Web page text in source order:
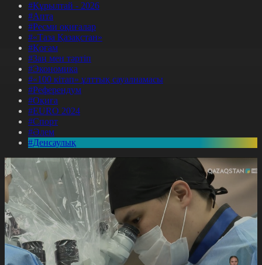
#Құрылтай - 2026
#Апта
#Ресми оқиғалар
#«Таза Қазақстан»
#Қоғам
#Заң мен тәртіп
#Экономика
#«100 кітап» ұлттық сауалнамасы
#Референдум
#Оқиға
#EURO 2024
#Спорт
#Әлем
#Денсаулық